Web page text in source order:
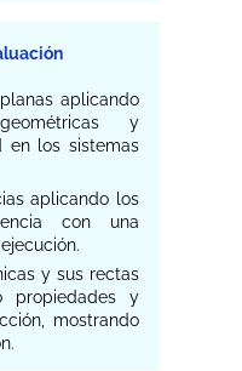
aplicando
y
en los sistemas
aplicando los
con una
y sus rectas
propiedades y
mostrando